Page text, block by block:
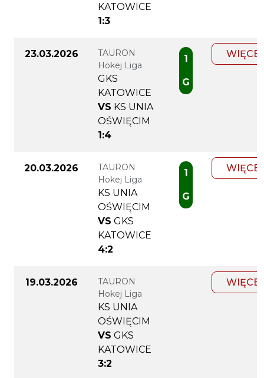
KATOWICE
1:3
23.03.2026
TAURON
Hokej Liga
GKS
KATOWICE
VS KS UNIA
OŚWIĘCIM
1:4
1
G
WIĘCEJ
20.03.2026
TAURON
Hokej Liga
KS UNIA
OŚWIĘCIM
VS GKS
KATOWICE
4:2
1
G
WIĘCEJ
19.03.2026
TAURON
Hokej Liga
KS UNIA
OŚWIĘCIM
VS GKS
KATOWICE
3:2
WIĘCEJ